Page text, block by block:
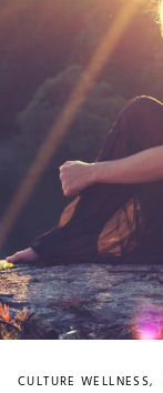
CULTURE WELLNESS